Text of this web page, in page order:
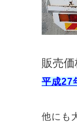
販売価
平成27
他にも